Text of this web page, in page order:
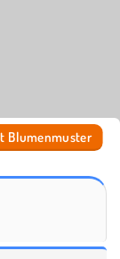
Blumenmuster